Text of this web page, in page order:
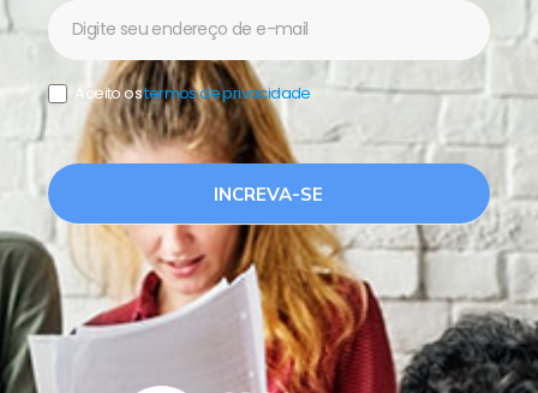
Aceito ostermos de privacidade.
INCREVA-SE